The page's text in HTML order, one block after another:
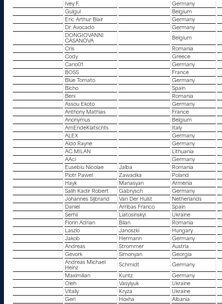
Ivey F.
Germany
Gulgul
Belgium
Eric Arthur Blair
Germany
Dr. Avocado
Germany
DONGIOVANNI
CASANOVA
Belgium
Cris
Romania
Cody
Greece
Cano01
Germany
BOSS
France
Blue Tomato
Germany
Bicho
Spain
Beni
Romania
Assou Ekoto
Germany
Anthony Mathias
France
Anonymus
Belgium
AmEndeKlatschts
Italy
ALEX
Germany
Aldo Rayne
Germany
AC MILAN
Lithuania
AAci
Germany
Eusebiu Nicolae
Jalba
Romania
Piotr Pawel
Zawadka
Poland
Hayk
Manasyan
Armenia
Salih Kadir Robert
Gabrysch
Germany
Johannes Sijbrand
Van Der Hulst
Netherlands
Daniel
Arribas Franco
Spain
Serhii
Liatosinskyi
Ukraine
Florin Adrian
Bilan
Romania
Laszlo
Janoszki
Hungary
Jakob
Hermann
Germany
Andreas
Strommer
Austria
Gevork
Simonyan
Georgia
Andreas Michael
Heinz
Schmidt
Germany
Maximilian
Kuntz
Germany
Oleh
Vasylyuk
Ukraine
Vitaliy
Kryza
Ukraine
Geri
Hoxha
Albania